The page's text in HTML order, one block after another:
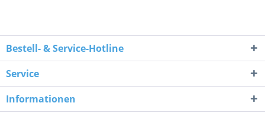
Bestell- & Service-Hotline
Service
Informationen